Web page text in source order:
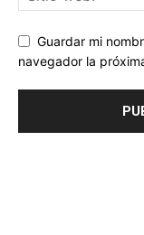
Guardar mi
navegador la